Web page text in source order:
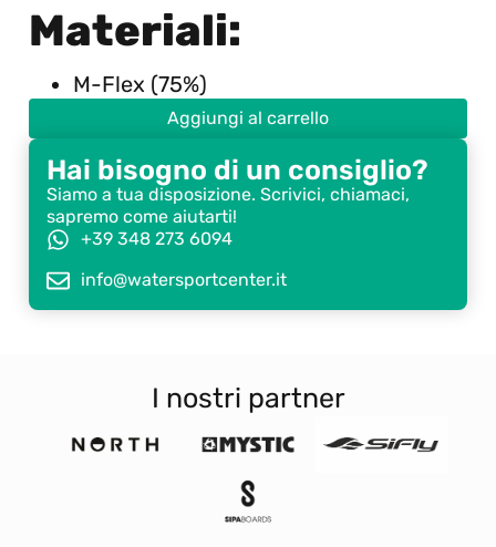
Materiali:
M-Flex (75%)
Aggiungi al carrello
Hai bisogno di un consiglio?
Siamo a tua disposizione. Scrivici, chiamaci,
sapremo come aiutarti!
+39 348 273 6094
info@watersportcenter.it
I nostri partner